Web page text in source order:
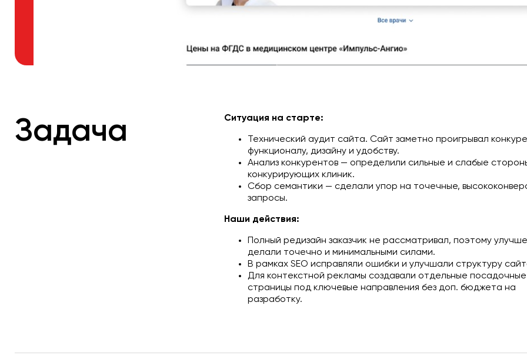
Задача Ситуация на старте:
Технический аудит сайта. Сайт заметно проигрывал
функционалу, дизайну и удобству.
Анализ конкурентов — определили сильные и слабые
конкурирующих клиник.
Сбор семантики — сделали упор на точечные,
запросы.
Наши действия:
Полный редизайн заказчик не рассматривал, поэтому
делали точечно и минимальными силами.
В рамках SEO исправляли ошибки и улучшали структуру
Для контекстной рекламы создавали отдельные посадочные
страницы под ключевые направления без доп. бюджета на
разработку.